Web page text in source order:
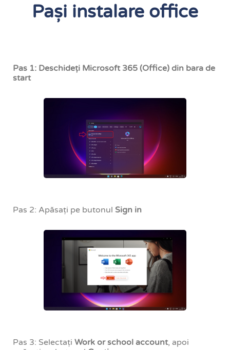
Pași instalare office
Pas 1: Deschideți Microsoft 365 (Office) din bara de
start
Pas 2: Apăsați pe butonul Sign in
Pas 3: Selectați Work or school account, apoi